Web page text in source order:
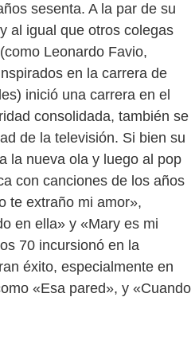
sesenta. A la par de su
al igual que otros colegas
Leonardo Favio,
en la carrera de
inició una carrera en el
consolidada, también se
de la televisión. Si bien su
la nueva ola y luego al pop
con canciones de los años
te extraño mi amor»,
en ella» y «Mary es mi
70 incursionó en la
éxito, especialmente en
«Esa pared», y «Cuando